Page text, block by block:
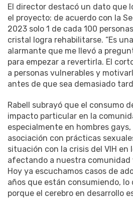
El director destacó un dato que
el proyecto: de acuerdo con la
2023 solo 1 de cada 100
cristal logra rehabilitarse. “Es
alarmante que me llevó a
para empezar a revertirla. El
a personas vulnerables y
antes de que sea demasiado
Rabell subrayó que el consumo
impacto particular en la
especialmente en hombres gays,
asociación con prácticas
situación con la crisis del VIH en
afectando a nuestra comunidad
Hoy ya escuchamos casos de
años que están consumiendo,
porque el cerebro en desarrollo